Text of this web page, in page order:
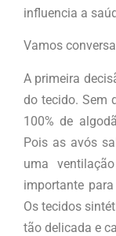
influencia a
Vamos
A primeira
do tecido. Sem
100% de
Pois as avós
uma
importante
Os tecidos
tão delicada e